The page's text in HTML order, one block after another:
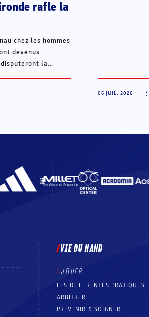
rafle la
chez les hommes
devenus
disputeront la
06 JUIL. 2026
VIE DU HAND
JOUER
LES DIFFÉRENTES PRATIQUES
ARBITRER
PRÉVENIR & SOIGNER